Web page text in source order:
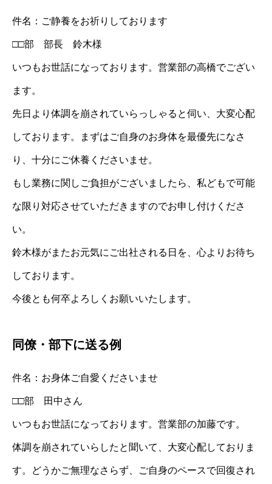
件名：ご静養をお祈りしております
□□部 部長 鈴木様
いつもお世話になっております。営業部の高橋でござい
ます。
先日より体調を崩されていらっしゃると伺い、大変心配
しております。まずはご自身のお身体を最優先になさ
り、十分にご休養くださいませ。
もし業務に関しご負担がございましたら、私どもで可能
な限り対応させていただきますのでお申し付けくださ
い。
鈴木様がまたお元気にご出社される日を、心よりお待ち
しております。
今後とも何卒よろしくお願いいたします。
同僚・部下に送る例
件名：お身体ご自愛くださいませ
□□部 田中さん
いつもお世話になっております。営業部の加藤です。
体調を崩されていらしたと聞いて、大変心配しておりま
す。どうかご無理なさらず、ご自身のペースで回復され